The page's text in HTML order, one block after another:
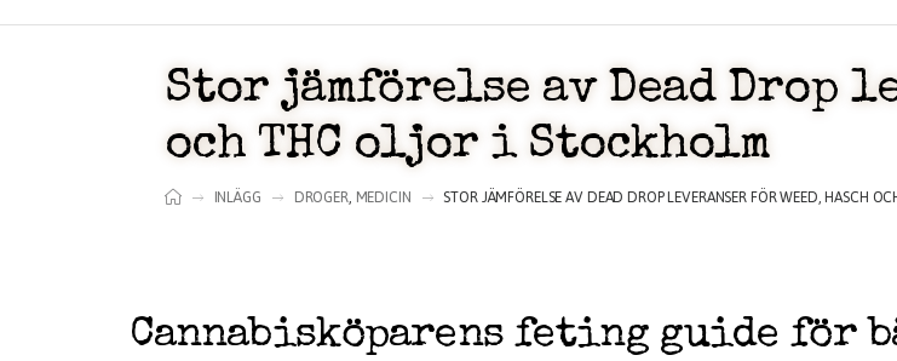
Stor jämförelse av Dead Drop
och THC oljor i Stockholm
INLÄGG DROGER, MEDICIN STOR JÄMFÖRELSE AV DEAD DROP LEVERANSER FÖR WEED, HASCH
Cannabisköparens feting guide för